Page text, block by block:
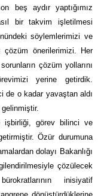
beş aydır yaptığımız
bir takvim işletilmesi
söylemlerimizi ve
çözüm önerilerimizi. Her
çözüm yollarını
yerine getirdik.
de o kadar yavaştan aldı
işbirliği, görev bilinci ve
Özür durumuna
dolayı Bakanlığı
çözülecek
inisiyatif